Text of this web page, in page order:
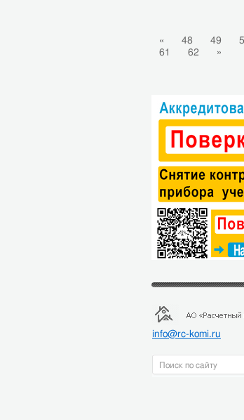
« 48 49
61
62 »
info@rc-komi.ru